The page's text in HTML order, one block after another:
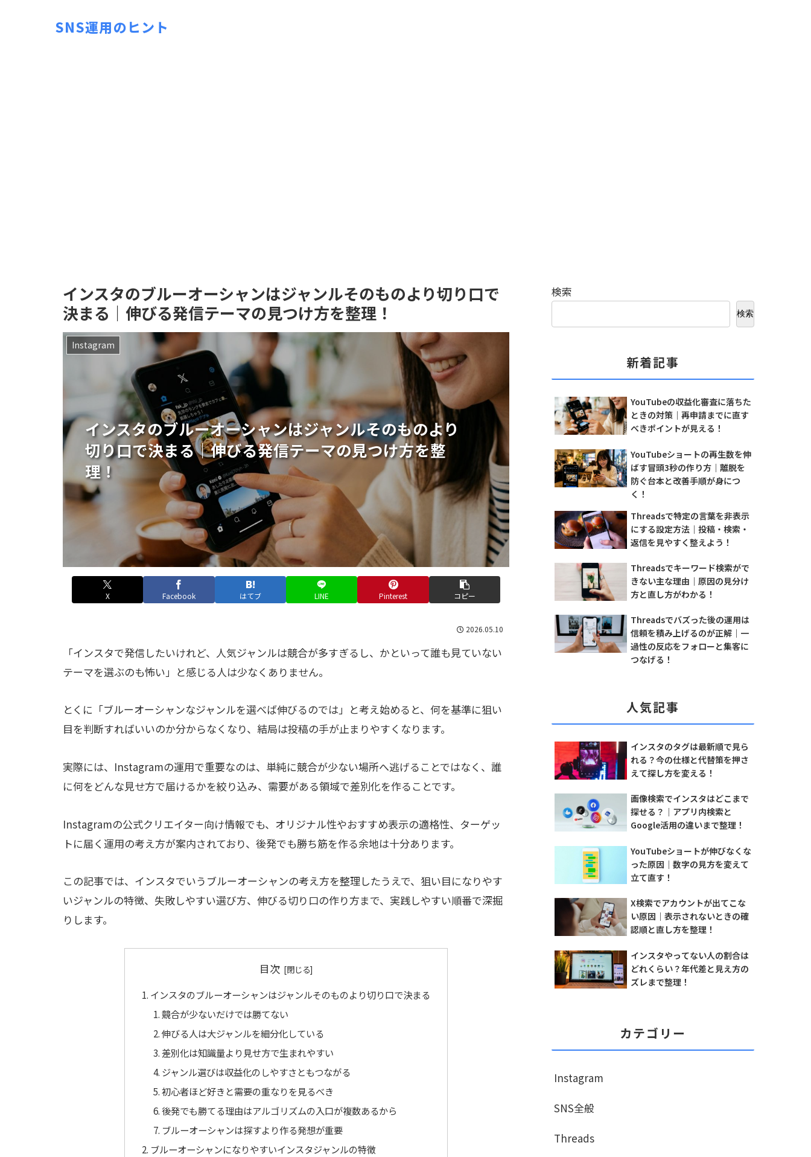
SNS運用のヒント
インスタのブルーオーシャンはジャンルそのものより切り口で
決まる｜伸びる発信テーマの見つけ方を整理！
インスタのブルーオーシャンはジャンルそのものより
切り口で決まる｜伸びる発信テーマの見つけ方を整
理！
Instagram
X Facebook はてブ LINE Pinterest コピー
2026.05.10
「インスタで発信したいけれど、人気ジャンルは競合が多すぎるし、かといって誰も見ていない
テーマを選ぶのも怖い」と感じる人は少なくありません。
とくに「ブルーオーシャンなジャンルを選べば伸びるのでは」と考え始めると、何を基準に狙い
目を判断すればいいのか分からなくなり、結局は投稿の手が止まりやすくなります。
実際には、Instagramの運用で重要なのは、単純に競合が少ない場所へ逃げることではなく、誰
に何をどんな見せ方で届けるかを絞り込み、需要がある領域で差別化を作ることです。
Instagramの公式クリエイター向け情報でも、オリジナル性やおすすめ表示の適格性、ターゲッ
トに届く運用の考え方が案内されており、後発でも勝ち筋を作る余地は十分あります。
この記事では、インスタでいうブルーオーシャンの考え方を整理したうえで、狙い目になりやす
いジャンルの特徴、失敗しやすい選び方、伸びる切り口の作り方まで、実践しやすい順番で深掘
りします。
目次
インスタのブルーオーシャンはジャンルそのものより切り口で決まる
競合が少ないだけでは勝てない
伸びる人は大ジャンルを細分化している
差別化は知識量より見せ方で生まれやすい
ジャンル選びは収益化のしやすさともつながる
初心者ほど好きと需要の重なりを見るべき
後発でも勝てる理由はアルゴリズムの入口が複数あるから
ブルーオーシャンは探すより作る発想が重要
ブルーオーシャンになりやすいインスタジャンルの特徴
検索
検索
新着記事
YouTubeの収益化審査に落ちた
ときの対策｜再申請までに直す
べきポイントが見える！
YouTubeショートの再生数を伸
ばす冒頭3秒の作り方｜離脱を
防ぐ台本と改善手順が身につ
く！
Threadsで特定の言葉を非表示
にする設定方法｜投稿・検索・
返信を見やすく整えよう！
Threadsでキーワード検索がで
きない主な理由｜原因の見分け
方と直し方がわかる！
Threadsでバズった後の運用は
信頼を積み上げるのが正解｜一
過性の反応をフォローと集客に
つなげる！
人気記事
インスタのタグは最新順で見ら
れる？今の仕様と代替策を押さ
えて探し方を変える！
画像検索でインスタはどこまで
探せる？｜アプリ内検索と
Google活用の違いまで整理！
YouTubeショートが伸びなくな
った原因｜数字の見方を変えて
立て直す！
X検索でアカウントが出てこな
い原因｜表示されないときの確
認順と直し方を整理！
インスタやってない人の割合は
どれくらい？年代差と見え方の
ズレまで整理！
カテゴリー
Instagram
SNS全般
Threads